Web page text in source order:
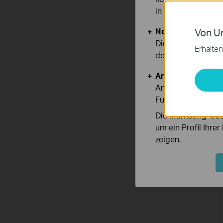
Von
in unseren
Notwendige
Diese Cookies
deaktiviert
Analyse- und
Analyse-Cookies
Funktionsweise
Die Marketing-
um ein Profil Ihrer
zeigen.